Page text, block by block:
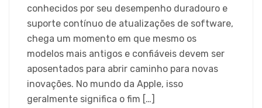
conhecidos por seu desempenho duradouro e
suporte contínuo de atualizações de software,
chega um momento em que mesmo os
modelos mais antigos e confiáveis devem ser
aposentados para abrir caminho para novas
inovações. No mundo da Apple, isso
geralmente significa o fim […]